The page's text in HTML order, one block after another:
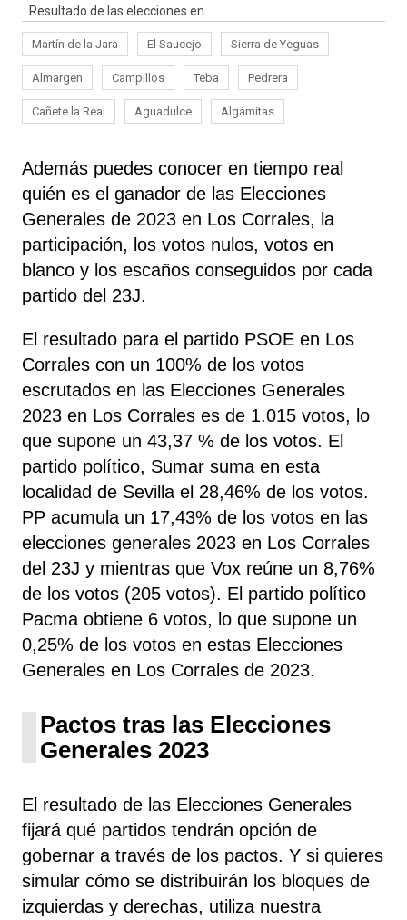
Resultado de las elecciones en
Martín de la Jara El Saucejo Sierra de Yeguas
Almargen Campillos Teba Pedrera
Cañete la Real Aguadulce Algámitas
Además puedes conocer en tiempo real
quién es el ganador de las Elecciones
Generales de 2023 en Los Corrales, la
participación, los votos nulos, votos en
blanco y los escaños conseguidos por cada
partido del 23J.
El resultado para el partido PSOE en Los
Corrales con un 100% de los votos
escrutados en las Elecciones Generales
2023 en Los Corrales es de 1.015 votos, lo
que supone un 43,37 % de los votos. El
partido político, Sumar suma en esta
localidad de Sevilla el 28,46% de los votos.
PP acumula un 17,43% de los votos en las
elecciones generales 2023 en Los Corrales
del 23J y mientras que Vox reúne un 8,76%
de los votos (205 votos). El partido político
Pacma obtiene 6 votos, lo que supone un
0,25% de los votos en estas Elecciones
Generales en Los Corrales de 2023.
Pactos tras las Elecciones
Generales 2023
El resultado de las Elecciones Generales
fijará qué partidos tendrán opción de
gobernar a través de los pactos. Y si quieres
simular cómo se distribuirán los bloques de
izquierdas y derechas, utiliza nuestra